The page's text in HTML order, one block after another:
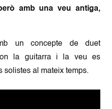
amb una veu antiga,
un concepte de duet
on la guitarra i la veu es
solistes al mateix temps.